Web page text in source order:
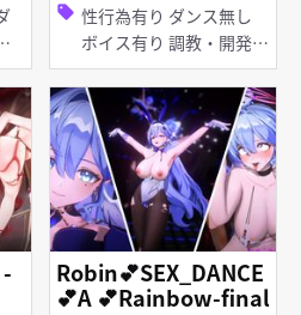
sell 性行為有り ダンス無し
ボイス有り 調教・開発
百合・レズ ふたなり デ
ィルド バイブ・ローター
アヘ顔 お漏らし・潮吹き
拘束
Robin💕SEX_DANCE
💕A 💕Rainbow-final